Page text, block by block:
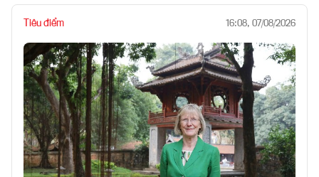
Tiêu điểm 16:08, 07/08/2026